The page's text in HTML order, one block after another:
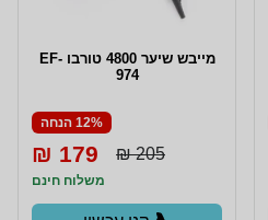
מייבש שיער 4800 טורבו EF-
974
12% הנחה
205 ₪
179 ₪
משלוח חינם